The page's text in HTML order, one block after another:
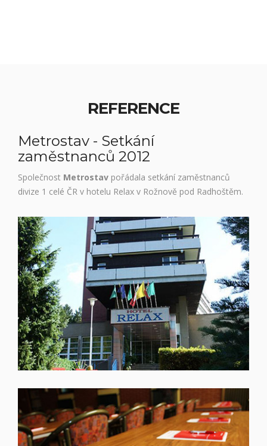
REFERENCE
Metrostav - Setkání
zaměstnanců 2012
Společnost Metrostav pořádala setkání zaměstnanců
divize 1 celé ČR v hotelu Relax v Rožnově pod Radhoštěm.